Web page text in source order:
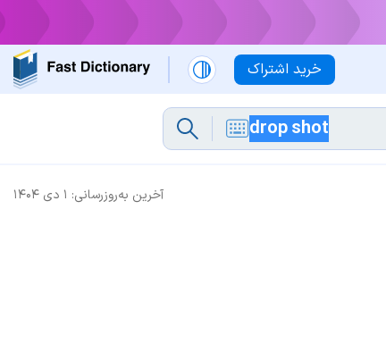
خرید اشتراک
آخرین به‌روزرسانی: ۱ دی ۱۴۰۴